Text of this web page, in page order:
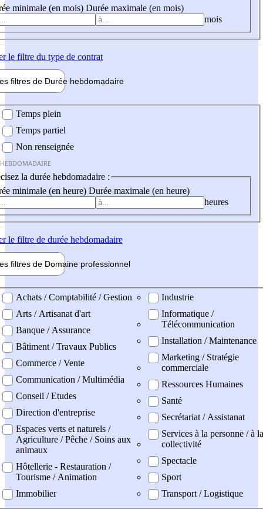
minimale (en mois) Durée maximale (en mois)
mois
le filtre du type de contrat
filtres de Durée hebdomadaire
Temps plein
Temps partiel
Non renseignée
la durée hebdomadaire :
minimale (en heure) Durée maximale (en heure)
heures
le filtre de durée hebdomadaire
filtres de Domaine professionnel
professionel
Achats / Comptabilité / Gestion
Arts / Artisanat d'art
Banque / Assurance
Bâtiment / Travaux Publics
Commerce / Vente
Communication / Multimédia
Conseil / Etudes
Direction d'entreprise
Espaces verts et naturels /
Agriculture / Pêche / Soins aux
animaux
Hôtellerie - Restauration /
Tourisme / Animation
Immobilier
Industrie
Informatique /
Télécommunication
Installation / Maintenance
Marketing / Stratégie
commerciale
Ressources Humaines
Santé
Secrétariat / Assistanat
Services à la personne / à la
collectivité
Spectacle
Sport
Transport / Logistique